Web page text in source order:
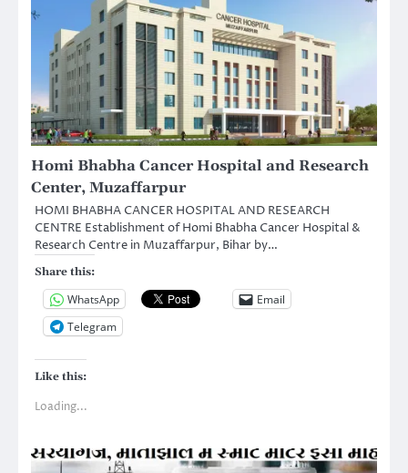
Homi Bhabha Cancer Hospital and Research
Center, Muzaffarpur
HOMI BHABHA CANCER HOSPITAL AND RESEARCH
CENTRE Establishment of Homi Bhabha Cancer Hospital &
Research Centre in Muzaffarpur, Bihar by…
Share this:
WhatsApp
Email
Telegram
Like this:
Loading...